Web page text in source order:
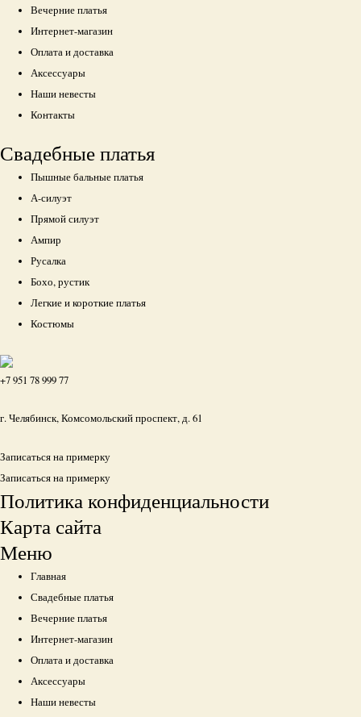
Вечерние платья
Интернет-магазин
Оплата и доставка
Аксессуары
Наши невесты
Контакты
Свадебные платья
Пышные бальные платья
А-силуэт
Прямой силуэт
Ампир
Русалка
Бохо, рустик
Легкие и короткие платья
Костюмы
+7 951 78 999 77
г. Челябинск, Комсомольский проспект, д. 61
Записаться на примерку
Записаться на примерку
Политика конфиденциальности
Карта сайта
Меню
Главная
Свадебные платья
Вечерние платья
Интернет-магазин
Оплата и доставка
Аксессуары
Наши невесты